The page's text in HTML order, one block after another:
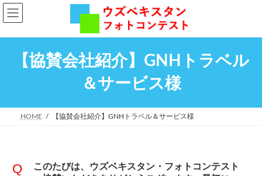
コ
ン
ン
ナ
ビ
ー
【協賛会社紹介】GNHトラベル
＆サービス様
HOME 【協賛会社紹介】GNHトラベル＆サービス様
このたびは、ウズベキスタン・フォトコンテスト